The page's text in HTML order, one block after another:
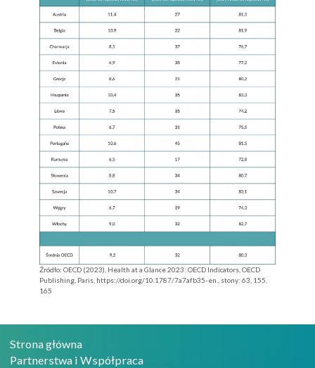
Źródło: OECD (2023), Health at a Glance 2023: OECD Indicators, OECD
Publishing, Paris, https://doi.org/10.1787/7a7afb35-en., stony: 63, 155,
165
Strona główna
Partnerstwa i Współpraca